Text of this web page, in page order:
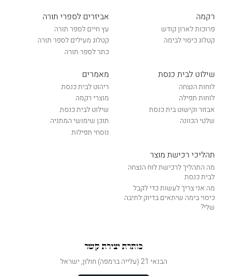
רקמה
פרוכות לארון קודש
קטלוג כיסוי לבימה
אביזרים לספרי תורה
עץ חיים לספר תורה
קטלוג מעילים לספר תורה
כתר לספר תורה
שילוט לבית כנסת
לוחות הנצחה
לוחות תפילה
אבזור וקישוט בית כנסת
שלטי הכוונה
מאמרים
ריהוט לבית כנסת
מוצרי רקמה
שילוט לבית כנסת
תוכן שימושי המתניה
נוסחי תפילות
תהליכי רכישת מוצר
מה התהליך לרכישת לוח הנצחה
לבית כנסת
מה אני צריך לעשות כדי לקבל
כיסוי בימה שיתאים בדיוק לתיבה
שלי?
כותרת יצירת קשר
הבנאי 21 (עלייה ברמפה) חולון, ישראל